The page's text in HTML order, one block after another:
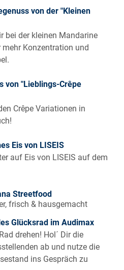
von der "Kleinen
bei der kleinen Mandarine
Konzentration und
von "Lieblings-Crêpe
Crêpe Variationen in
Eis von LISEIS
auf Eis von LISEIS auf dem
Streetfood
frisch & hausgemacht
Glücksrad im Audimax
drehen! Hol´ Dir die
ab und nutze die
ins Gespräch zu